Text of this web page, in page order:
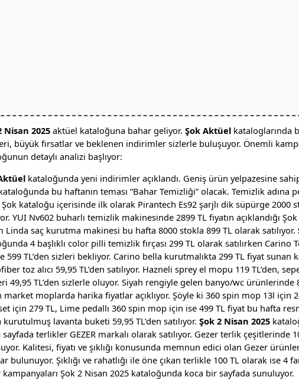
Nisan 2025 aktüel kataloğuna bahar geliyor. Şok Aktüel kataloglarında
büyük fırsatlar ve beklenen indirimler sizlerle buluşuyor. Önemli
detaylı analizi başlıyor:
kataloğunda yeni indirimler açıklandı. Geniş ürün yelpazesine
bu haftanın teması “Bahar Temizliği” olacak. Temizlik adına
Şok kataloğu içerisinde ilk olarak Pirantech Es92 şarjlı dik süpürge 2000
YUI Nv602 buharlı temizlik makinesinde 2899 TL fiyatın açıklandığı
Linda saç kurutma makinesi bu hafta 8000 stokla 899 TL olarak satılıyor.
4 başlıklı color pilli temizlik fırçası 299 TL olarak satılırken Carino
599 TL’den sizleri bekliyor. Carino bella kurutmalıkta 299 TL fiyat sunan
toz alıcı 59,95 TL’den satılıyor. Hazneli sprey el mopu 119 TL’den,
49,95 TL’den sizlerle oluyor. Siyah rengiyle gelen banyo/wc ürünlerinde
market moplarda harika fiyatlar açıklıyor. Şöyle ki 360 spin mop 13l için
için 279 TL, Lime pedallı 360 spin mop için ise 499 TL fiyat bu hafta
kurutulmuş lavanta buketi 59,95 TL’den satılıyor. Şok 2 Nisan 2025
sayfada terlikler GEZER markalı olarak satılıyor. Gezer terlik çeşitlerinde
Kalitesi, fiyatı ve şıklığı konusunda memnun edici olan Gezer
bulunuyor. Şıklığı ve rahatlığı ile öne çıkan terlikle 100 TL olarak ise 4
kampanyaları Şok 2 Nisan 2025 kataloğunda koca bir sayfada sunuluyor.